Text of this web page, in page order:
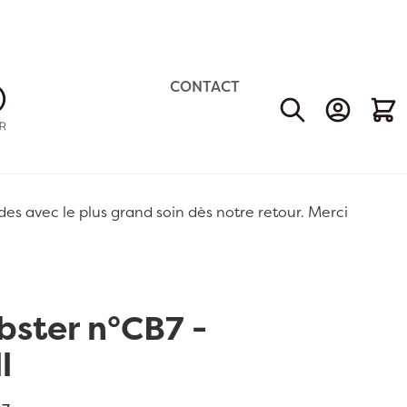
CONTACT
avec le plus grand soin dès notre retour. Merci
n°CB7 -